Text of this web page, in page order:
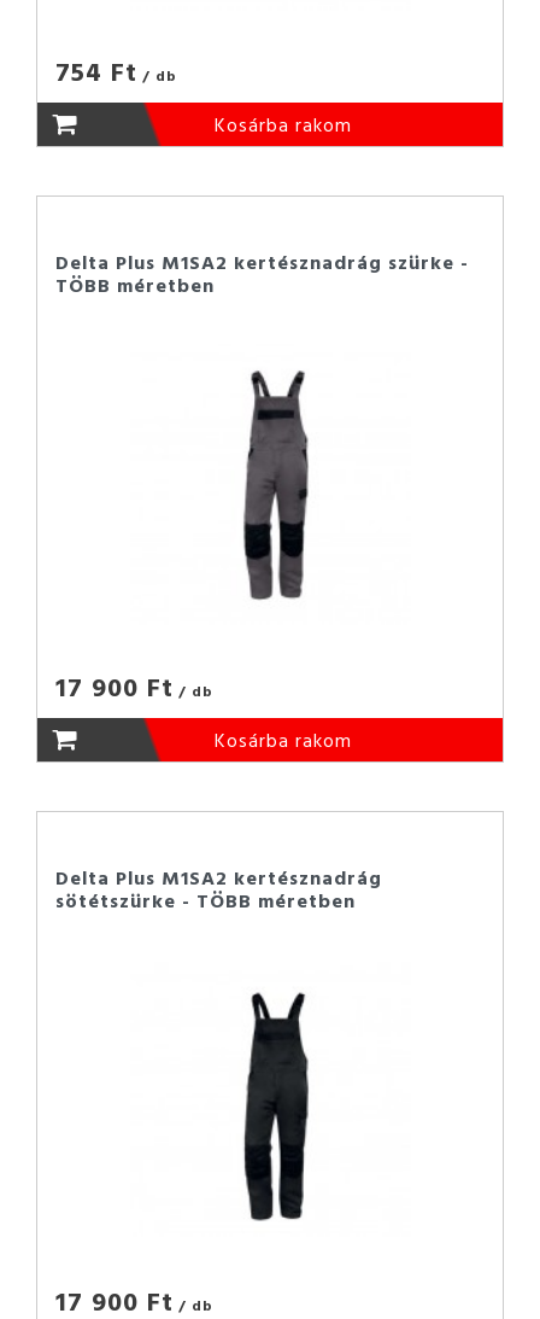
754 Ft / db
Kosárba rakom
Delta Plus M1SA2 kertésznadrág szürke -
TÖBB méretben
17 900 Ft / db
Kosárba rakom
Delta Plus M1SA2 kertésznadrág
sötétszürke - TÖBB méretben
17 900 Ft / db